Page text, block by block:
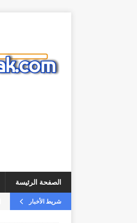
الصفحة الرئيسة
شريط الأخبار